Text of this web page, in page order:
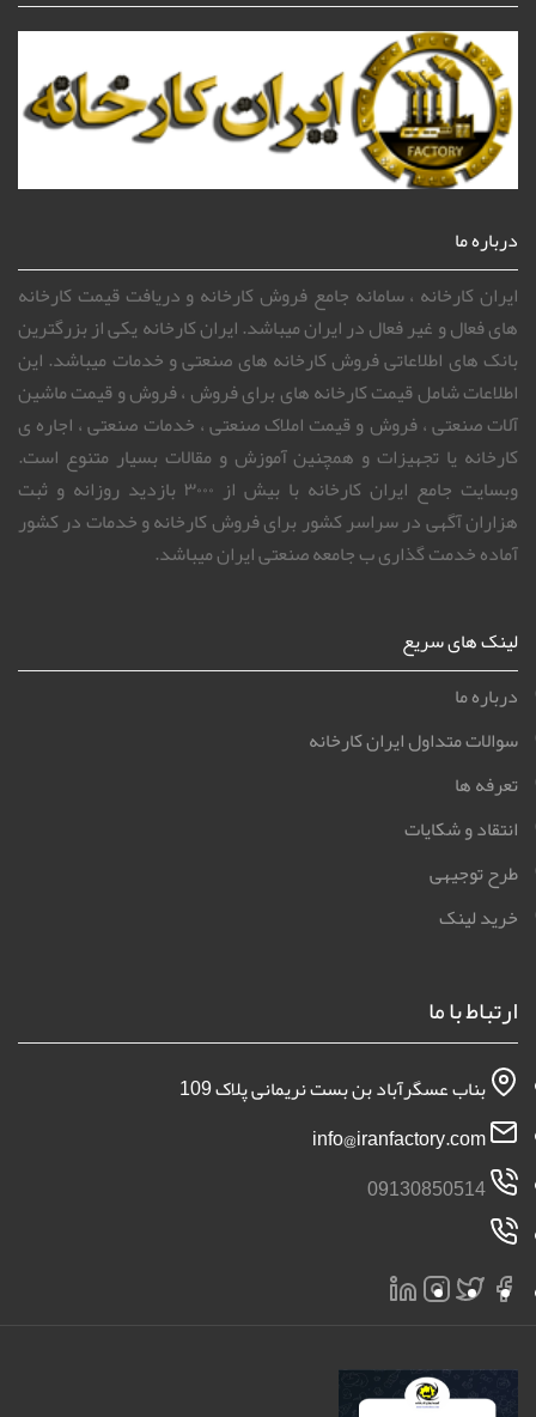
درباره ما
ایران کارخانه ، سامانه جامع فروش کارخانه و دریافت قیمت کارخانه
های فعال و غیر فعال در ایران میباشد. ایران کارخانه یکی از بزرگترین
بانک های اطلاعاتی فروش کارخانه های صنعتی و خدمات میباشد. این
اطلاعات شامل قیمت کارخانه های برای فروش ، فروش و قیمت ماشین
آلات صنعتی ، فروش و قیمت املاک صنعتی ، خدمات صنعتی ، اجاره ی
کارخانه یا تجهیزات و همچنین آموزش و مقالات بسیار متنوع است.
وبسایت جامع ایران کارخانه با بیش از ۳۰۰۰ بازدید روزانه و ثبت
هزاران آگهی در سراسر کشور برای فروش کارخانه و خدمات در کشور
آماده خدمت گذاری ب جامعه صنعتی ایران میباشد.
لینک های سریع
درباره ما
سوالات متداول ایران کارخانه
تعرفه ها
انتقاد و شکایات
طرح توجیهی
خرید لینک
ارتباط با ما
بناب عسگرآباد بن بست نریمانی پلاک 109
09130850514